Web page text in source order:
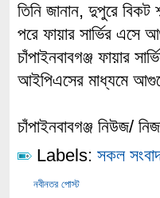
তিনি জানান, দুপুরে
পরে ফায়ার সার্ভির এসে
চাঁপাইনবাবগঞ্জ ফায়ার
আইপিএসের মাধ্যমে
চাঁপাইনবাবগঞ্জ নিউজ/
Labels: সকল
নবীনতর পোস্ট